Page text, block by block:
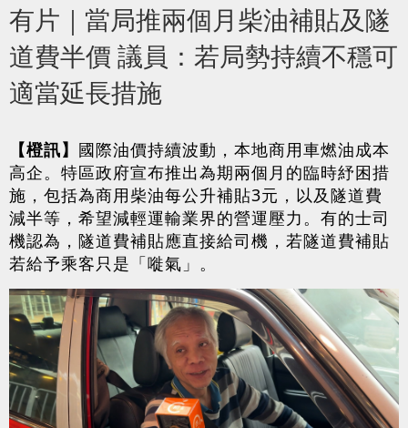
有片｜當局推兩個月柴油補貼及隧
道費半價 議員：若局勢持續不穩可
適當延長措施
【橙訊】 國際油價持續波動，本地商用車燃油成本
高企。特區政府宣布推出為期兩個月的臨時紓困措
施，包括為商用柴油每公升補貼3元，以及隧道費
減半等，希望減輕運輸業界的營運壓力。有的士司
機認為，隧道費補貼應直接給司機，若隧道費補貼
若給予乘客只是「嘥氣」。